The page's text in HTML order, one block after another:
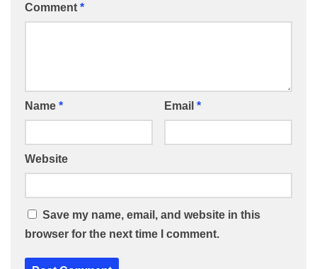
Comment *
Name * Email *
Website
Save my name, email, and website in this
browser for the next time I comment.